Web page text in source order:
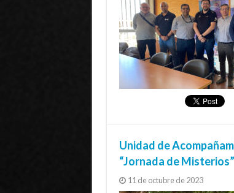
Unidad de
“Jornada de
11 de octubre de 2023